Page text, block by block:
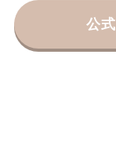
公